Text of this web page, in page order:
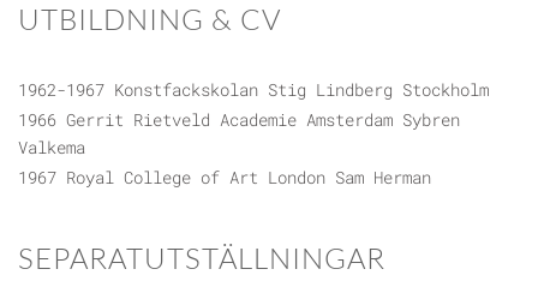
UTBILDNING & CV
1962-1967 Konstfackskolan Stig Lindberg Stockholm
1966 Gerrit Rietveld Academie Amsterdam Sybren
Valkema
1967 Royal College of Art London Sam Herman
SEPARATUTSTÄLLNINGAR